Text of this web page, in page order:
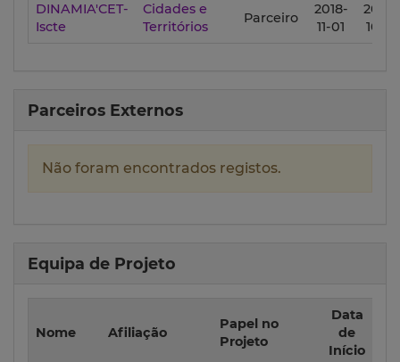
DINAMIA'CET-
Iscte
Cidades e
Territórios
Parceiro
2018-
11-01
2022-
10-31
Parceiros Externos
Não foram encontrados registos.
Equipa de Projeto
Nome Afiliação
Papel no
Projeto
Data
de
Início